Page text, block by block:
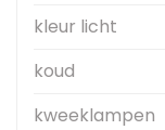
kleur licht
koud
kweeklampen